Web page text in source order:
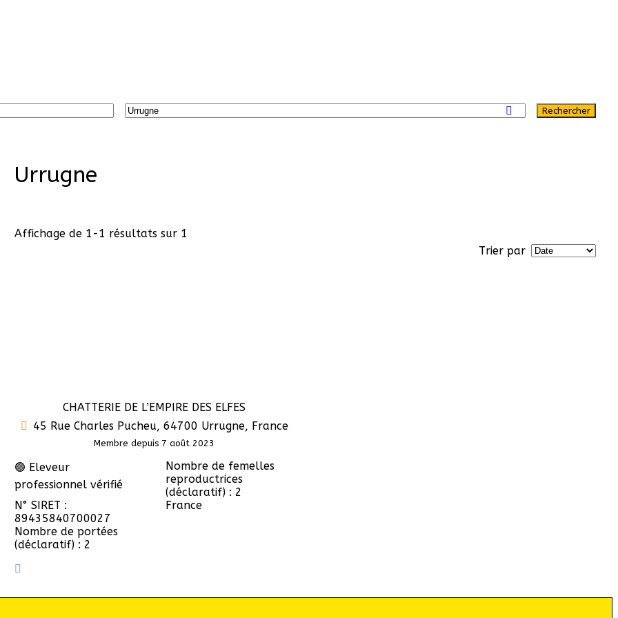
Rechercher
Urrugne
Affichage de 1-1 résultats sur 1
Trier par
CHATTERIE DE L’EMPIRE DES ELFES
45 Rue Charles Pucheu, 64700 Urrugne, France
Membre depuis 7 août 2023
🟢 Eleveur
professionnel vérifié
Nombre de femelles
reproductrices
(déclaratif) : 2
N° SIRET :
89435840700027
France
Nombre de portées
(déclaratif) : 2